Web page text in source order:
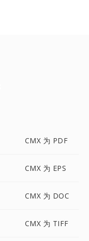
CMX 为 PDF
CMX 为 EPS
CMX 为 DOC
CMX 为 TIFF